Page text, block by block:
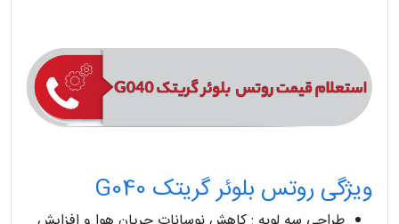
ویژگی روتس بلوئر گریتک G040